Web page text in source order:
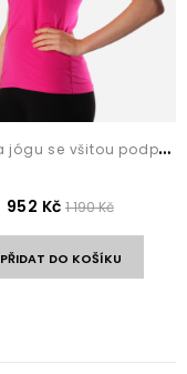
T
ílko na jógu se všitou podprsenkou Reva Magenta
952 Kč 1 190 Kč
PŘIDAT DO KOŠÍKU